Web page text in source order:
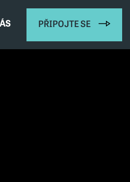
PŘIPOJTE SE